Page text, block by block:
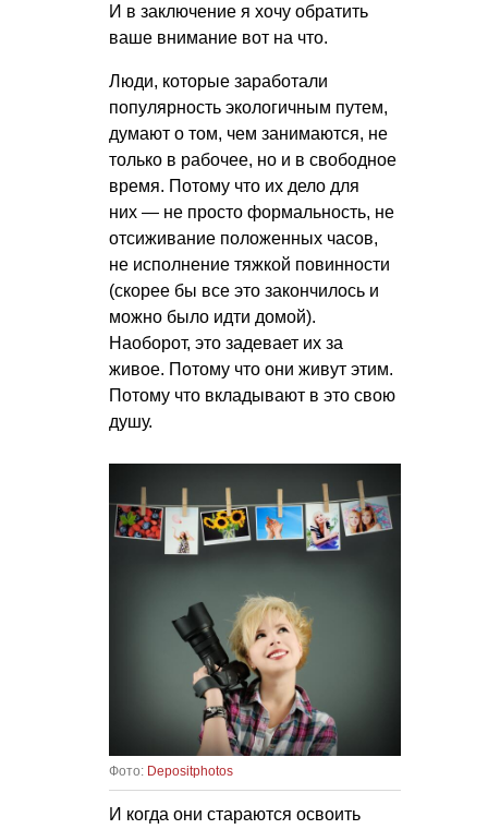
И в заключение я хочу обратить
ваше внимание вот на что.
Люди, которые заработали
популярность экологичным путем,
думают о том, чем занимаются, не
только в рабочее, но и в свободное
время. Потому что их дело для
них — не просто формальность, не
отсиживание положенных часов,
не исполнение тяжкой повинности
(скорее бы все это закончилось и
можно было идти домой).
Наоборот, это задевает их за
живое. Потому что они живут этим.
Потому что вкладывают в это свою
душу.
Фото: Depositphotos
И когда они стараются освоить